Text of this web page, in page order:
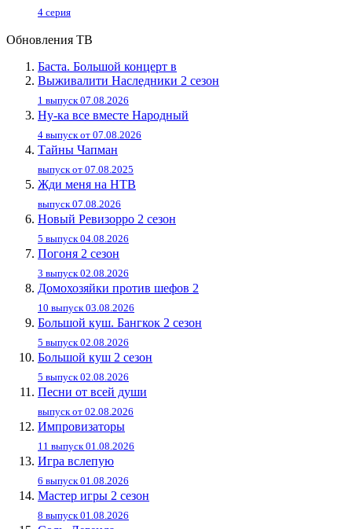
4 серия
Обновления ТВ
Баста. Большой концерт в
Выживалити Наследники 2 сезон
1 выпуск 07.08.2026
Ну-ка все вместе Народный
4 выпуск от 07.08.2026
Тайны Чапман
выпуск от 07.08.2025
Жди меня на НТВ
выпуск 07.08.2026
Новый Ревизорро 2 сезон
5 выпуск 04.08.2026
Погоня 2 сезон
3 выпуск 02.08.2026
Домохозяйки против шефов 2
10 выпуск 03.08.2026
Большой куш. Бангкок 2 сезон
5 выпуск 02.08.2026
Большой куш 2 сезон
5 выпуск 02.08.2026
Песни от всей души
выпуск от 02.08.2026
Импровизаторы
11 выпуск 01.08.2026
Игра вслепую
6 выпуск 01.08.2026
Мастер игры 2 сезон
8 выпуск 01.08.2026